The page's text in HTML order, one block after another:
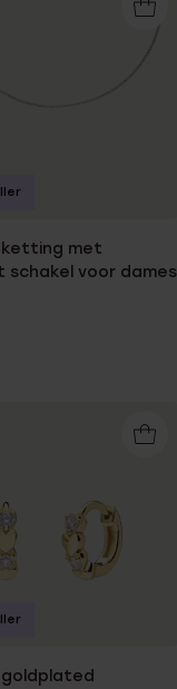
ketting met
schakel voor dames
goldplated